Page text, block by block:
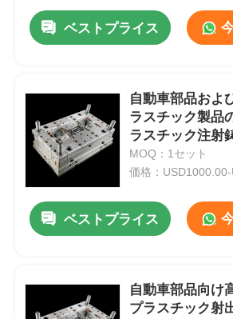
ベストプライス
自動車部品およ
ラスチック製品
ラスチック注射
MOQ：1セット
価格：
ベストプライス
自動車部品向け
プラスチック射